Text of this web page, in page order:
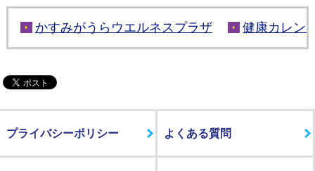
かすみがうらウエルネスプラザ 健康カレン
プライバシーポリシー よくある質問